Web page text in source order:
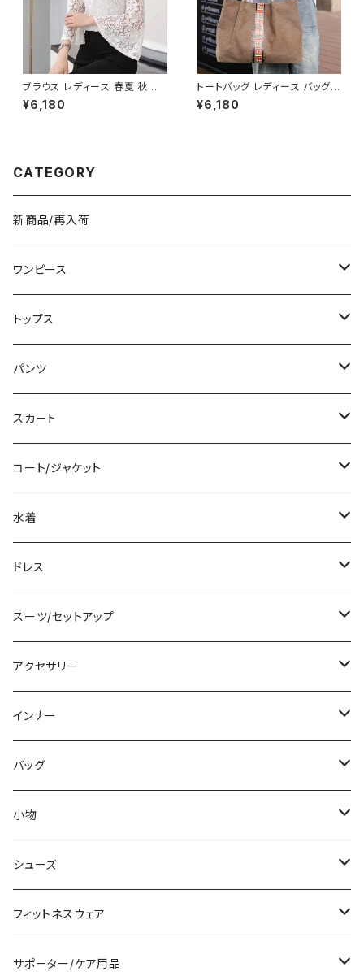
ブラウス レディース 春夏 秋冬
春 夏 秋 冬 白 シャツ トップス
フレアスリーブ チョーカー風 ラ
スルー チョーカーネック ブラウ
ー シンプル シャツブラウス オフ
0代 20代 30代 40代 C-TSS
¥6,180
トートバッグ レディース バッグ
春夏 秋冬 春 夏 秋 冬 シンプル
トートバッグ バッグ かばん キャ
上品 大人 10代 20代 30代 40
¥6,180
CATEGORY
新商品/再入荷
ワンピース
ミニ/ショート
ミディアム/ミモレ
ロング/マキシ
袖付き
ノースリーブ
その他
チュニック
トップス
Tシャツ/カットソー
タンクトップ/キャミソール
シャツ/ブラウス
ベアトップ/チューブトップ
カーディガン/ボレロ
ニット/セーター
パーカー
スウェット/トレーナー
その他
パンツ
ショート丈
クロップド丈
ロング丈
デニム
レギンス
その他
オールインワン
スカート
ミニ/ショート
ミディアム/ミモレ
ロング
その他
コート/ジャケット
コート
ジャケット
その他
水着
タンキニ
バンドゥビキニ
ワンピース
ラッシュガード
その他
ドレス
ミニ/ショート
ミディアム/ミモレ
ロング/マキシ
袖付き
ノースリーブ
パンツドレス
ナイトドレス
その他
スーツ/セットアップ
パンツスーツ
スカートスーツ
その他
アクセサリー
ネックレス
ブレスレット
ピアス
コサージュ
リング
その他
インナー
ブラ/ブラトップ/ベアトップ
ショーツ
タンクトップ/キャミソール
半袖/5分
7分/長袖
バッグ
サブバッグ
クラッチバッグ
トートバッグ
ショルダーバッグ
小物
マフラー/スカーフ/ストール
財布
アクセサリーケース
シューズ
スニーカー
ブーツ
フィットネスウェア
セット販売
サポーター/ケア用品